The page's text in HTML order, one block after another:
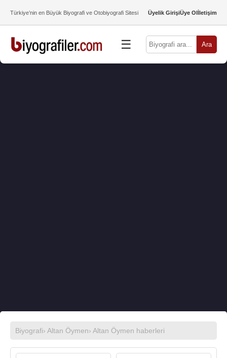
Türkiye’nin en Büyük Biyografi ve Otobiyografi Sitesi Üyelik GirişiÜye Olİletişim
☰ Ara
Biyografi› Altan Öymen› Altan Öymen haberleri